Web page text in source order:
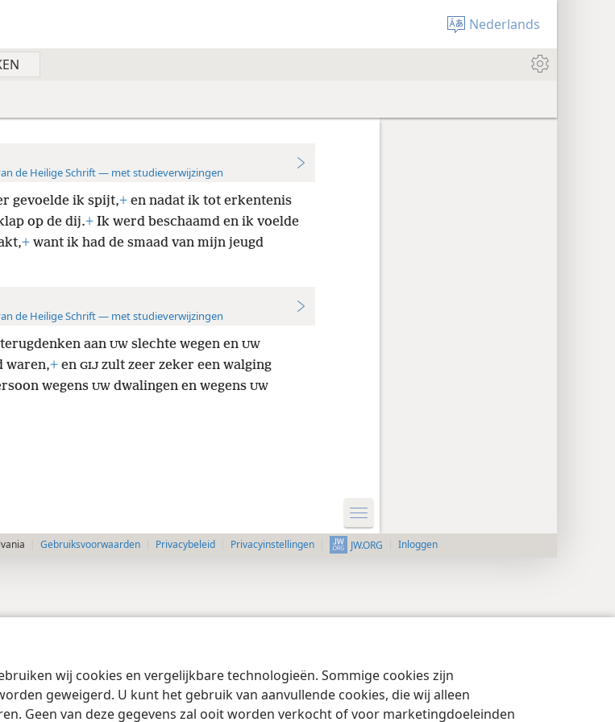
wij cookies en vergelijkbare technologieën. Sommige cookies zijn
geweigerd. U kunt het gebruik van aanvullende cookies, die wij alleen
Geen van deze gegevens zal ooit worden verkocht of voor marketingdoeleinden
Nederlands
de Heilige Schrift — met studieverwijzingen
gevoelde ik spijt,+en nadat ik tot erkentenis
op de dij.+Ik werd beschaamd en ik voelde
+want ik had de smaad van mijn jeugd
de Heilige Schrift — met studieverwijzingen
aan UWslechte wegen en UW
waren,+en GIJzult zeer zeker een walging
wegens UWdwalingen en wegens UW
Gebruiksvoorwaarden Privacybeleid Privacyinstellingen JW.ORG Inloggen